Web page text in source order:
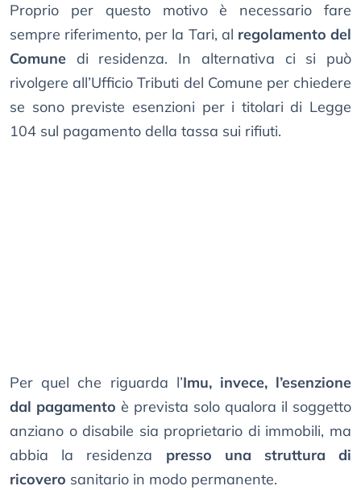
Proprio per questo motivo è necessario fare
sempre riferimento, per la Tari, al regolamento del
Comune di residenza. In alternativa ci si può
rivolgere all’Ufficio Tributi del Comune per chiedere
se sono previste esenzioni per i titolari di Legge
104 sul pagamento della tassa sui rifiuti.
Per quel che riguarda l’Imu, invece, l’esenzione
dal pagamento è prevista solo qualora il soggetto
anziano o disabile sia proprietario di immobili, ma
abbia la residenza presso una struttura di
ricovero sanitario in modo permanente.